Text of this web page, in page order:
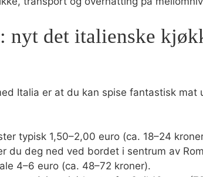
nyt det italienske
Italia er at du kan spise fantastisk mat
typisk 1,50–2,00 euro (ca. 18–24
du deg ned ved bordet i sentrum av
4–6 euro (ca. 48–72 kroner).